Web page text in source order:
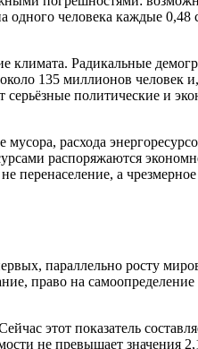
одного человека каждые
Радикальные
135 миллионов человек и,
политические и
расхода
распоряжаются
перенаселение, а чрезмерное
параллельно росту
право на
этот показатель
не превышает значения